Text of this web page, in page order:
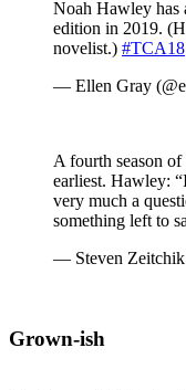
Noah Hawley has
edition in 2019.
novelist.) #TCA18
— Ellen Gray
A fourth season
earliest. Hawley:
very much a
something left to
— Steven
Grown-ish